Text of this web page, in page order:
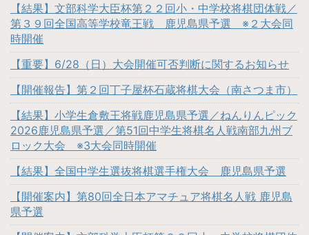
【結果】文部科学大臣杯第２２回小・中学校将棋団体戦／
第３９回全国高等学校竜王戦 鹿児島県予選 ※２大会同
時開催
【重要】6/28（日）大会開催可否判断に関するお知らせ
【開催報告】第２回丁子屋杯石蔵将棋大会（南さつま市）
【結果】小学生倉敷王将戦鹿児島県予選／ねんりんピック
2026鹿児島県予選／第51回中学生将棋名人戦南部九州ブ
ロック大会 ※3大会同時開催
【結果】全国中学生選抜将棋選手権大会 鹿児島県予選
【開催案内】第80回全日本アマチュア将棋名人戦 鹿児島
県予選